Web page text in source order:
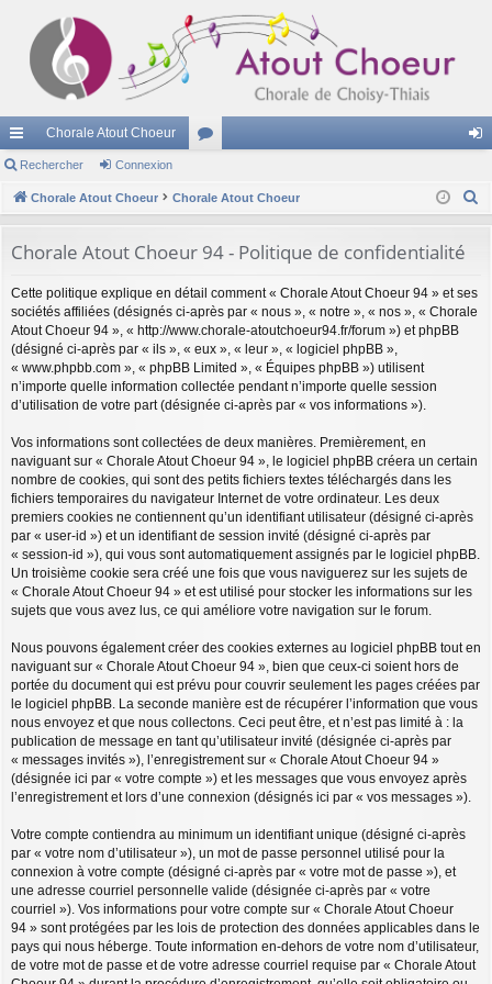
cc
ès
pi
de
Chorale Atout Choeur
u
s
ne
Rechercher Connexion
Chorale Atout Choeur Chorale Atout Choeur
Chorale Atout Choeur 94 - Politique de confidentialité
Cette politique explique en détail comment « Chorale Atout Choeur 94 » et ses
sociétés affiliées (désignés ci-après par « nous », « notre », « nos », « Chorale
Atout Choeur 94 », « http://www.chorale-atoutchoeur94.fr/forum ») et phpBB
(désigné ci-après par « ils », « eux », « leur », « logiciel phpBB »,
« www.phpbb.com », « phpBB Limited », « Équipes phpBB ») utilisent
n’importe quelle information collectée pendant n’importe quelle session
d’utilisation de votre part (désignée ci-après par « vos informations »).
Vos informations sont collectées de deux manières. Premièrement, en
naviguant sur « Chorale Atout Choeur 94 », le logiciel phpBB créera un certain
nombre de cookies, qui sont des petits fichiers textes téléchargés dans les
fichiers temporaires du navigateur Internet de votre ordinateur. Les deux
premiers cookies ne contiennent qu’un identifiant utilisateur (désigné ci-après
par « user-id ») et un identifiant de session invité (désigné ci-après par
« session-id »), qui vous sont automatiquement assignés par le logiciel phpBB.
Un troisième cookie sera créé une fois que vous naviguerez sur les sujets de
« Chorale Atout Choeur 94 » et est utilisé pour stocker les informations sur les
sujets que vous avez lus, ce qui améliore votre navigation sur le forum.
Nous pouvons également créer des cookies externes au logiciel phpBB tout en
naviguant sur « Chorale Atout Choeur 94 », bien que ceux-ci soient hors de
portée du document qui est prévu pour couvrir seulement les pages créées par
le logiciel phpBB. La seconde manière est de récupérer l’information que vous
nous envoyez et que nous collectons. Ceci peut être, et n’est pas limité à : la
publication de message en tant qu’utilisateur invité (désignée ci-après par
« messages invités »), l’enregistrement sur « Chorale Atout Choeur 94 »
(désignée ici par « votre compte ») et les messages que vous envoyez après
l’enregistrement et lors d’une connexion (désignés ici par « vos messages »).
Votre compte contiendra au minimum un identifiant unique (désigné ci-après
par « votre nom d’utilisateur »), un mot de passe personnel utilisé pour la
connexion à votre compte (désigné ci-après par « votre mot de passe »), et
une adresse courriel personnelle valide (désignée ci-après par « votre
courriel »). Vos informations pour votre compte sur « Chorale Atout Choeur
94 » sont protégées par les lois de protection des données applicables dans le
pays qui nous héberge. Toute information en-dehors de votre nom d’utilisateur,
de votre mot de passe et de votre adresse courriel requise par « Chorale Atout